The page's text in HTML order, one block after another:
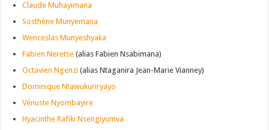
Claude Muhayimana
Sosthène Munyemana
Wenceslas Munyeshyaka
Fabien Neretse (alias Fabien Nsabimana)
Octavien Ngenzi (alias Ntaganira Jean-Marie Vianney)
Dominique Ntawukuriryayo
Vénuste Nyombayire
Hyacinthe Rafiki Nsengiyumva